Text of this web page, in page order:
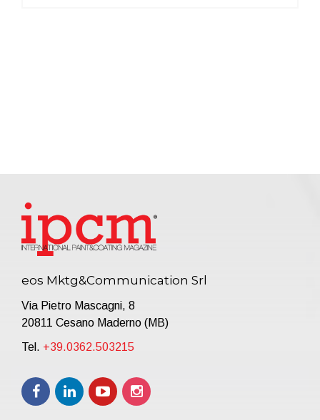
eos Mktg&Communication Srl
Via Pietro Mascagni, 8
20811 Cesano Maderno (MB)
Tel. +39.0362.503215